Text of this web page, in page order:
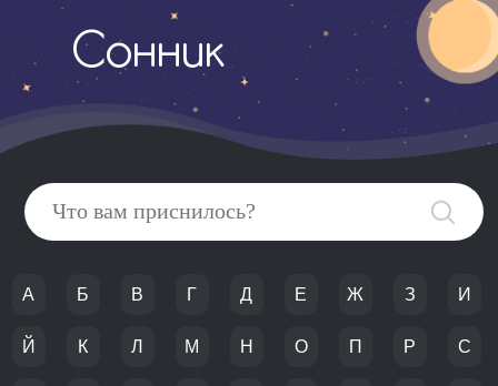
Сонник
А Б В Г Д Е Ж З И
Й К Л М Н О П Р С